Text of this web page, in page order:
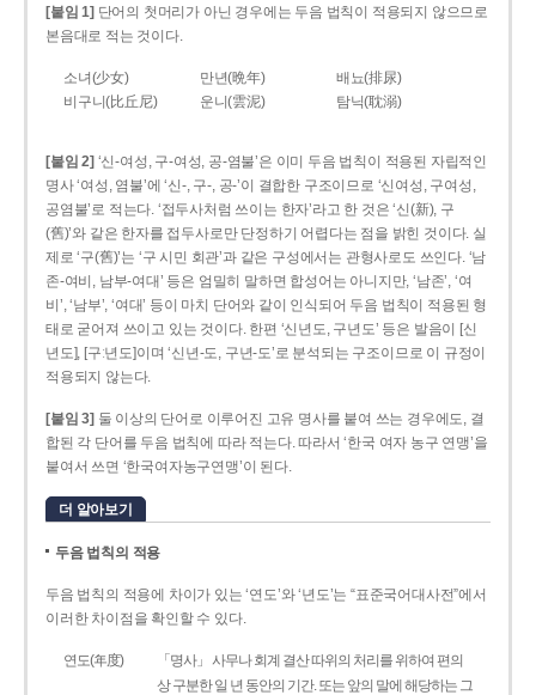
[붙임 1] 단어의 첫머리가 아닌 경우에는 두음 법칙이 적용되지 않으므로
본음대로 적는 것이다.
소녀(少女) 만년(晩年)
배뇨(排尿)
비구니(比丘尼)
운니(雲泥) 탐닉(耽溺)
[붙임 2] ‘신-여성, 구-여성, 공-염불’은 이미 두음 법칙이 적용된 자립적인
명사 ‘여성, 염불’에 ‘신-, 구-, 공-’이 결합한 구조이므로 ‘신여성, 구여성,
공염불’로 적는다. ‘접두사처럼 쓰이는 한자’라고 한 것은 ‘신(新), 구
(舊)’와 같은 한자를 접두사로만 단정하기 어렵다는 점을 밝힌 것이다. 실
제로 ‘구(舊)’는 ‘구 시민 회관’과 같은 구성에서는 관형사로도 쓰인다. ‘남
존­-여비, 남부-­여대’ 등은 엄밀히 말하면 합성어는 아니지만, ‘남존’, ‘여
비’, ‘남부’, ‘여대’ 등이 마치 단어와 같이 인식되어 두음 법칙이 적용된 형
태로 굳어져 쓰이고 있는 것이다. 한편 ‘신년도, 구년도’ 등은 발음이 [신
년도], [구ː년도]이며 ‘신년­-도, 구년-­도’로 분석되는 구조이므로 이 규정이
적용되지 않는다.
[붙임 3] 둘 이상의 단어로 이루어진 고유 명사를 붙여 쓰는 경우에도, 결
합된 각 단어를 두음 법칙에 따라 적는다. 따라서 ‘한국 여자 농구 연맹’을
붙여서 쓰면 ‘한국여자농구연맹’이 된다.
더 알아보기
두음 법칙의 적용
두음 법칙의 적용에 차이가 있는 ‘연도’와 ‘년도’는 “표준국어대사전”에서
이러한 차이점을 확인할 수 있다.
연도(年度)
「명사」 사무나 회계 결산 따위의 처리를 위하여 편의
상 구분한 일 년 동안의 기간. 또는 앞의 말에 해당하는 그